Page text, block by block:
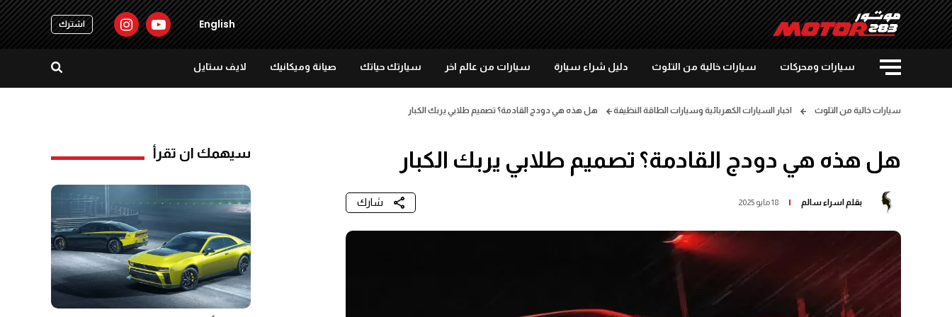
English اشترك
سيارات ومحركات سيارات خالية من التلوث دليل شراء سيارة سيارات من عالم اخر سيارتك حياتك صيانة وميكانيك لايف ستايل
سيارات خالية من التلوث اخبار السيارات الكهربائية وسيارات الطاقة النظيفة هل هذه هي دودج القادمة؟ تصميم طلابي يربك الكبار
هل هذه هي دودج القادمة؟ تصميم طلابي يربك الكبار
بقلم اسراء سالم 18 مايو 2025 شارك
سيهمك ان تقرأ